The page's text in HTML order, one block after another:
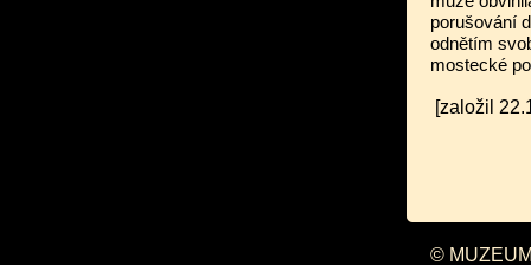
porušování
odnětím
mostecké
[založil
©